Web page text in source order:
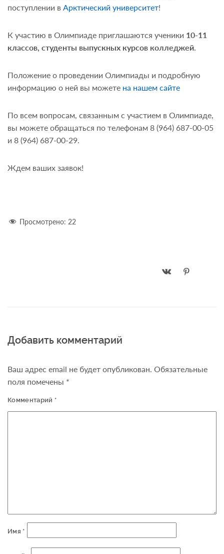
поступлении в Арктический университет!
К участию в Олимпиаде приглашаются ученики 10-11
классов, студенты выпускных курсов колледжей.
Положение о проведении Олимпиады и подробную
информацию о ней вы можете на нашем сайте
По всем вопросам, связанным с участием в Олимпиаде,
вы можете обращаться по телефонам 8 (964) 687-00-05
и 8 (964) 687-00-29.
Ждем ваших заявок!
Просмотрено: 22
Добавить комментарий
Ваш адрес email не будет опубликован. Обязательные
поля помечены *
Комментарий *
Имя *